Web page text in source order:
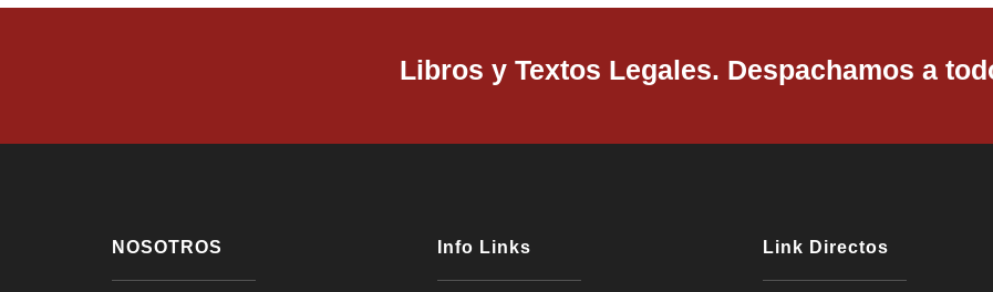
Libros y Textos Legales. Despachamos a
NOSOTROS Info Links Link Directos